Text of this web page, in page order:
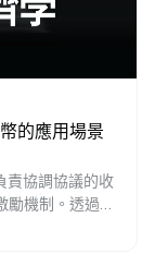
的應用場景
責協調協議的收
勵機制。透過
治理深度結